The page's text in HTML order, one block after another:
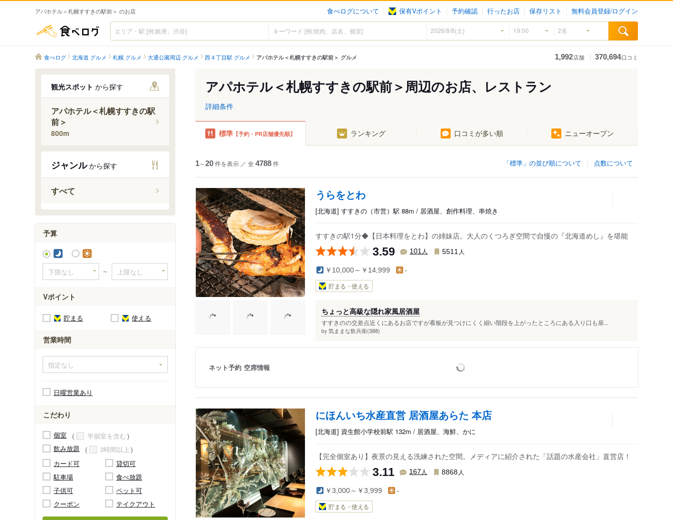
アパホテル＜札幌すすきの駅前＞ のお店 食べログについて 保有Vポイント 予約確認 行ったお店 保存リスト 無料会員登録/ログイン
食べログ
食べログ 北海道 グルメ 札幌 グルメ 大通公園周辺 グルメ 西４丁目駅 グルメ アパホテル＜札幌すすきの駅前＞ グルメ 1,992店舗 370,694口コミ
観光スポット から探す
アパホテル＜札幌すすきの駅
前＞
800m
ジャンルから探す
すべて
予算
～
Vポイント
貯まる 使える
営業時間
日曜営業あり
こだわり
個室
半個室を含む
飲み放題
3時間以上
カード可
貸切可
駐車場
食べ放題
子供可
ペット可
クーポン
テイクアウト
アパホテル＜札幌すすきの駅前＞周辺のお店、レストラン
詳細条件
標準 【予約・PR店舗優先順】 ランキング 口コミが多い順 ニューオープン
1～20件を表示 ／ 全 4788件 点数について
「標準」の並び順について
うらをとわ
[北海道] すすきの（市営）駅 88m / 居酒屋、創作料理、串焼き
すすきの駅1分◆【日本料理をとわ】の姉妹店。大人のくつろぎ空間で自慢の『北海道めし』を堪能
3.59 101人 5511 人
￥10,000～￥14,999 -
貯まる・使える
ちょっと高級な隠れ家風居酒屋
すすきのの交差点近くにあるお店ですが看板が見つけにくく細い階段を上がったところにある入り口も扉...
by 気ままな飲兵衛(388)
ネット予約 空席情報
にほんいち水産直営 居酒屋あらた 本店
[北海道] 資生館小学校前駅 132m / 居酒屋、海鮮、かに
【完全個室あり】夜景の見える洗練された空間。メディアに紹介された「話題の水産会社」直営店！
3.11 167 人 8868 人
￥3,000～￥3,999 -
貯まる・使える